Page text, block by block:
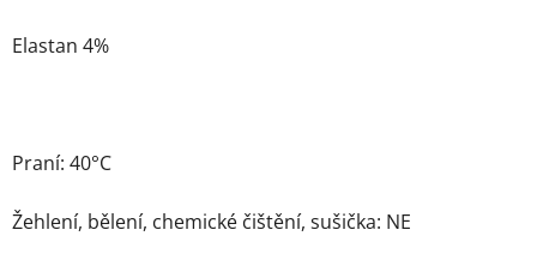
Elastan 4%
Praní: 40°C
Žehlení, bělení, chemické čištění, sušička: NE